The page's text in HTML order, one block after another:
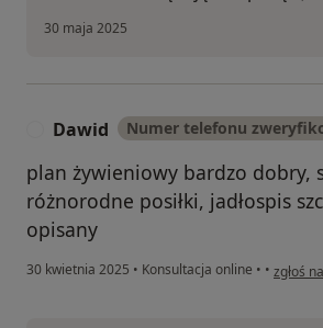
30 maja 2025
Dawid Numer telefonu
plan żywieniowy bardzo dobry,
różnorodne posiłki, jadłospis
opisany
30 kwietnia 2025 • Konsultacja online • • w opinii
zgłoś